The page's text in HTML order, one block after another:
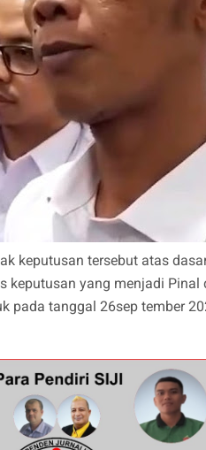
keputusan tersebut atas
yang menjadi Pinal
pada tanggal 26sep tember